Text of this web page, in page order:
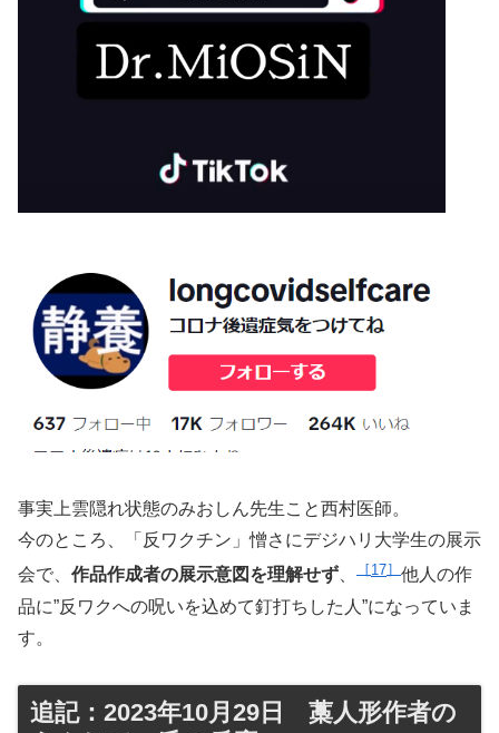
事実上雲隠れ状態のみおしん先生こと西村医師。
今のところ、「反ワクチン」憎さにデジハリ大学生の展示
会で、 作品作成者の展示意図を理解せず、 17
他人の作
品に”反ワクへの呪いを込めて釘打ちした人”になっていま
す。
追記：2023年10月29日 藁人形作者の